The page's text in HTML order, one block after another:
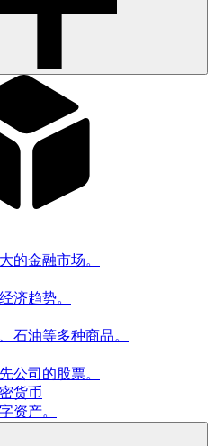
的金融市场。
济趋势。
石油等多种商品。
公司的股票。
货币
资产。